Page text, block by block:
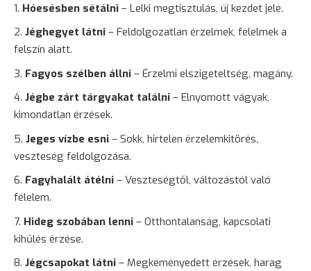
Hóesésben sétálni – Lelki megtisztulás, új kezdet jele.
Jéghegyet látni – Feldolgozatlan érzelmek, félelmek a
felszín alatt.
Fagyos szélben állni – Érzelmi elszigeteltség, magány.
Jégbe zárt tárgyakat találni – Elnyomott vágyak,
kimondatlan érzések.
Jeges vízbe esni – Sokk, hirtelen érzelemkitörés,
veszteség feldolgozása.
Fagyhalált átélni – Veszteségtől, változástól való
félelem.
Hideg szobában lenni – Otthontalanság, kapcsolati
kihűlés érzése.
Jégcsapokat látni – Megkeményedett érzések, harag